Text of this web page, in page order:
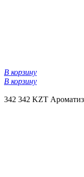
В корзину
В корзину
342 342 KZT